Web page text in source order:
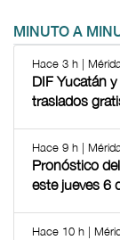
MINUTO A
Hace 3 h |
DIF Yucatán
traslados
Hace 9 h |
Pronóstico
este jueves 6
Hace 10 h |